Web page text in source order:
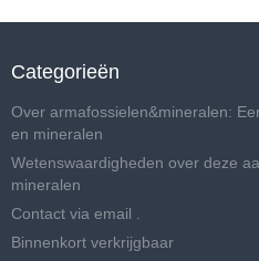
Categorieën
Over armafossielen&mineralen:
en mineralen
Wetenswaardigheden over deze
mineralen
Contact via email .
Binnenkort verkrijgbaar